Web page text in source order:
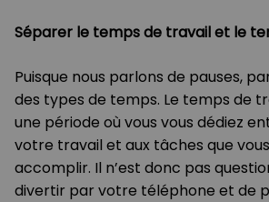
Séparer le temps de travail et le
Puisque nous parlons de pauses,
des types de temps. Le temps de
une période où vous vous dédiez
votre travail et aux tâches que
accomplir. Il n’est donc pas
divertir par votre téléphone et de